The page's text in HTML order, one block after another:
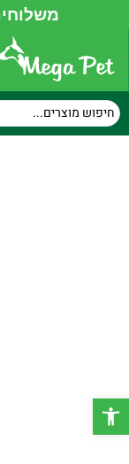
פתח סרגל נגישות